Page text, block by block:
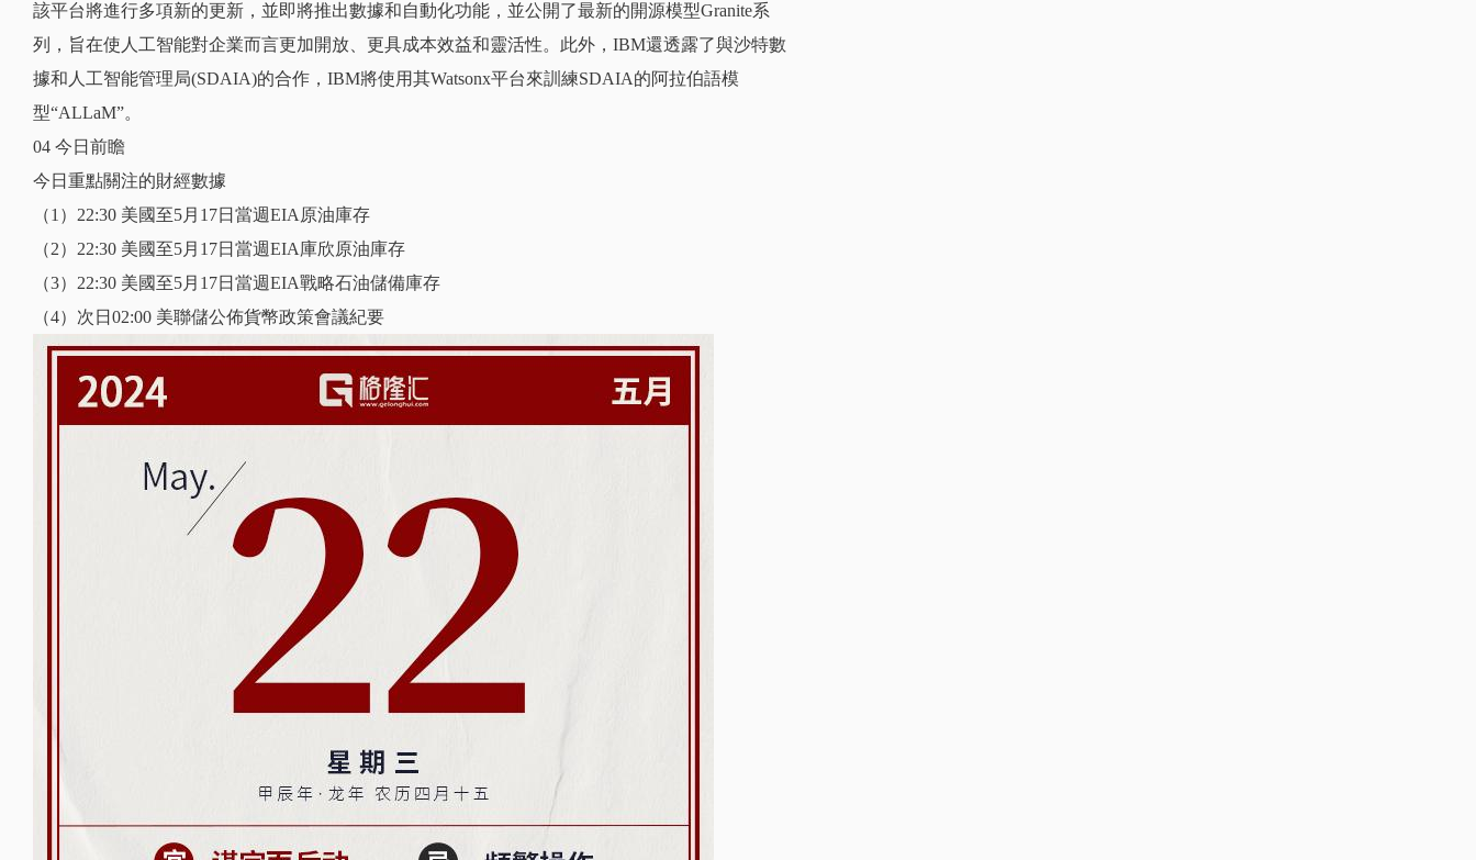
該平台將進行多項新的更新，並即將推出數據和自動化功能，並公開了最新的開源模型Granite系
列，旨在使人工智能對企業而言更加開放、更具成本效益和靈活性。此外，IBM還透露了與沙特數
據和人工智能管理局(SDAIA)的合作，IBM將使用其Watsonx平台來訓練SDAIA的阿拉伯語模
型“ALLaM”。
04 今日前瞻
今日重點關注的財經數據
（1）22:30 美國至5月17日當週EIA原油庫存
（2）22:30 美國至5月17日當週EIA庫欣原油庫存
（3）22:30 美國至5月17日當週EIA戰略石油儲備庫存
（4）次日02:00 美聯儲公佈貨幣政策會議紀要